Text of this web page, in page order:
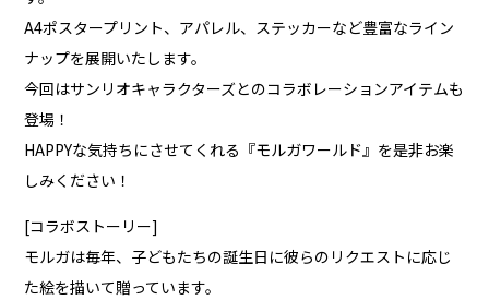
A4ポスタープリント、アパレル、ステッカーなど豊富なライン
ナップを展開いたします。
今回はサンリオキャラクターズとのコラボレーションアイテムも
登場！
HAPPYな気持ちにさせてくれる『モルガワールド』を是非お楽
しみください！
[コラボストーリー]
モルガは毎年、子どもたちの誕生日に彼らのリクエストに応じ
た絵を描いて贈っています。